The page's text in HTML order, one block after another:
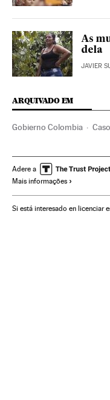
As
dela
JAVIER
ARQUIVADO EM
Gobierno Colombia
Conflitos políticos
Caso Santrich
Terrorismo Conflictos
Adere a
Mais informações
Si está interesado en licenciar